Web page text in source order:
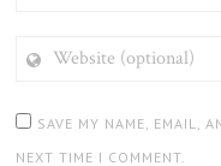
(OPTIONAL)
SAVE MY NAME, EMAIL,
NEXT TIME I COMMENT.